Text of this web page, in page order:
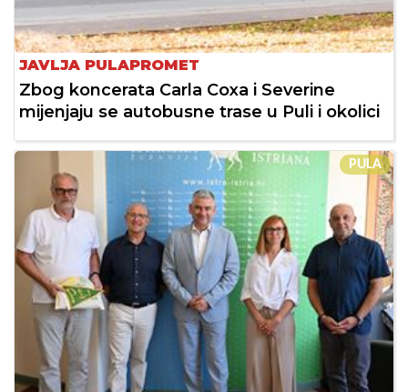
JAVLJA PULAPROMET
Zbog koncerata Carla Coxa i Severine
mijenjaju se autobusne trase u Puli i okolici
PULA